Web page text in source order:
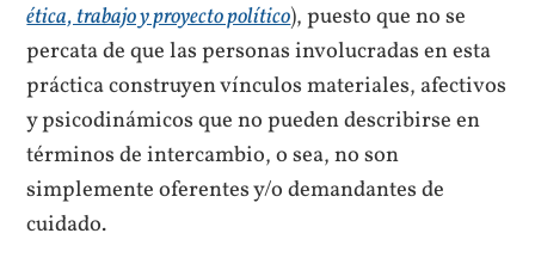
ética, trabajo y proyecto político), puesto que no se
percata de que las personas involucradas en esta
práctica construyen vínculos materiales, afectivos
y psicodinámicos que no pueden describirse en
términos de intercambio, o sea, no son
simplemente oferentes y/o demandantes de
cuidado.